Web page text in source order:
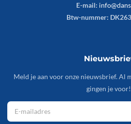
E-mail:
Btw-nummer:
Meld je aan voor onze nieuwsbrief. Al
gingen je voor!